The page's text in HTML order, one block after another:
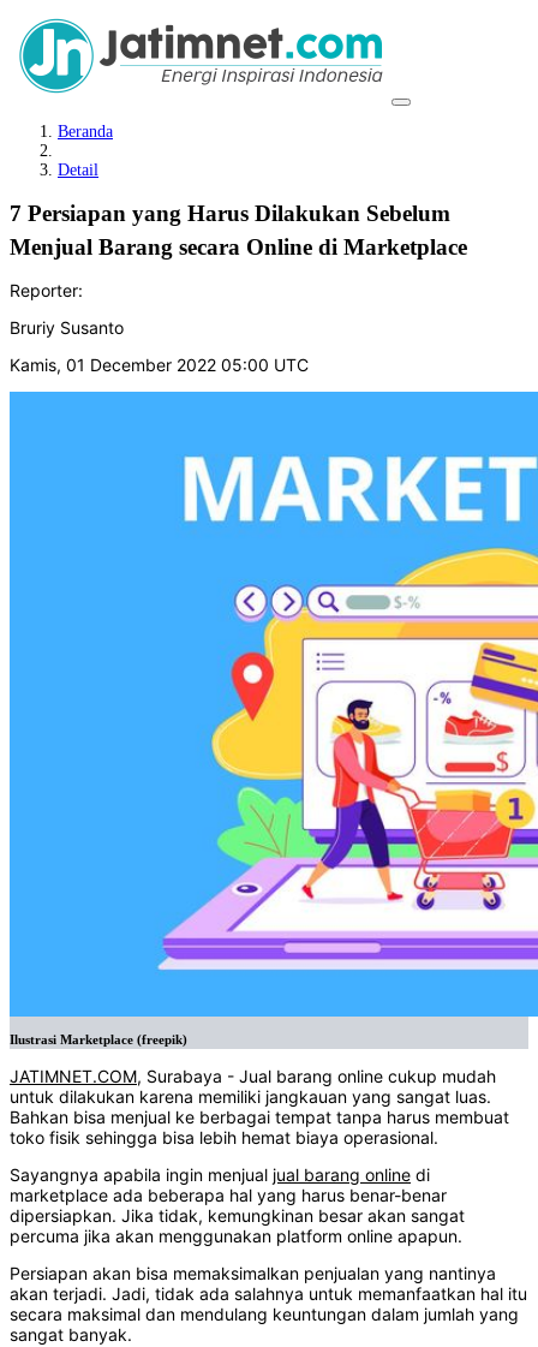
Beranda
Detail
7 Persiapan yang Harus Dilakukan Sebelum
Menjual Barang secara Online di Marketplace
Reporter:
Bruriy Susanto
Kamis, 01 December 2022 05:00 UTC
Ilustrasi Marketplace (freepik)
JATIMNET.COM, Surabaya - Jual barang online cukup mudah
untuk dilakukan karena memiliki jangkauan yang sangat luas.
Bahkan bisa menjual ke berbagai tempat tanpa harus membuat
toko fisik sehingga bisa lebih hemat biaya operasional.
Sayangnya apabila ingin menjual jual barang online di
marketplace ada beberapa hal yang harus benar-benar
dipersiapkan. Jika tidak, kemungkinan besar akan sangat
percuma jika akan menggunakan platform online apapun.
Persiapan akan bisa memaksimalkan penjualan yang nantinya
akan terjadi. Jadi, tidak ada salahnya untuk memanfaatkan hal itu
secara maksimal dan mendulang keuntungan dalam jumlah yang
sangat banyak.